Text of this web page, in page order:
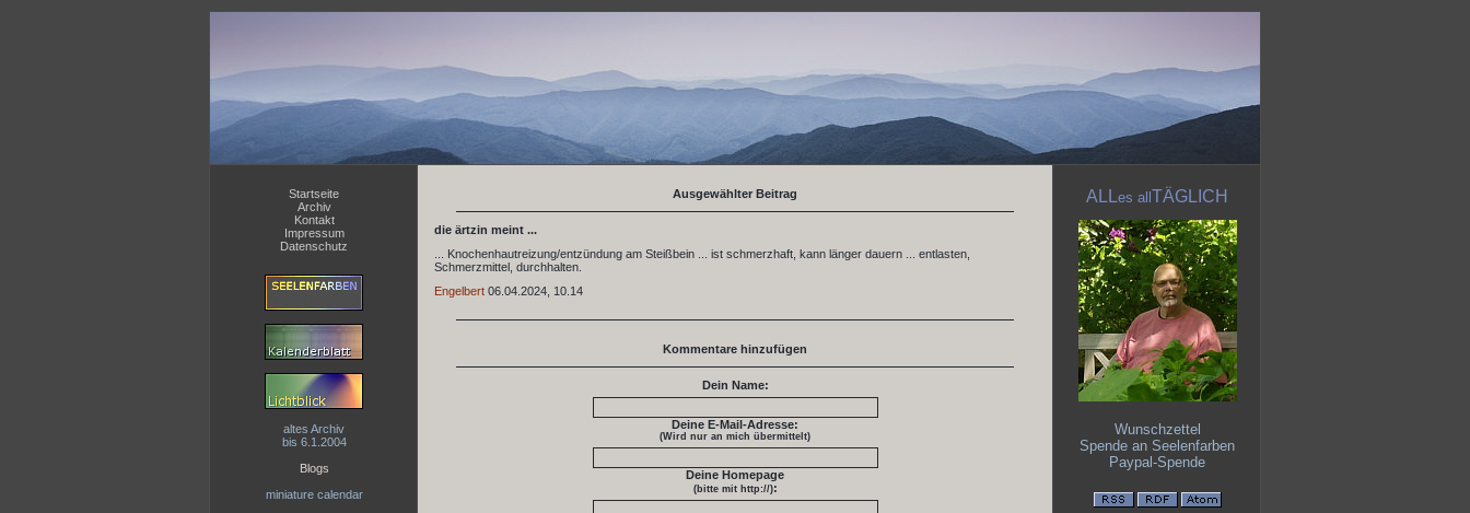
Startseite
Archiv
Kontakt
Impressum
Datenschutz
altes Archiv
bis 6.1.2004
Blogs
miniature calendar
Ausgewählter Beitrag
die ärtzin meint ...
... Knochenhautreizung/entzündung am Steißbein ... ist schmerzhaft, kann länger dauern ... entlasten,
Schmerzmittel, durchhalten.
Engelbert 06.04.2024, 10.14
Kommentare hinzufügen
Dein Name:
Deine E-Mail-Adresse:
(Wird nur an mich übermittelt)
Deine Homepage
(bitte mit http://):
ALLes all TÄGLICH
Wunschzettel
Spende an Seelenfarben
Paypal-Spende